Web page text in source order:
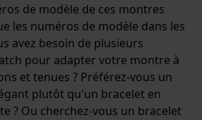
de modèle de ces montres
les numéros de modèle dans les
avez besoin de plusieurs
pour adapter votre montre à
et tenues ? Préférez-vous un
plutôt qu'un bracelet en
? Ou cherchez-vous un bracelet